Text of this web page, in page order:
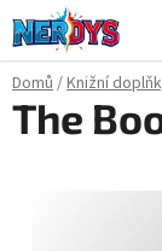
Přejít
na
obsah
Domů/Knižní
The